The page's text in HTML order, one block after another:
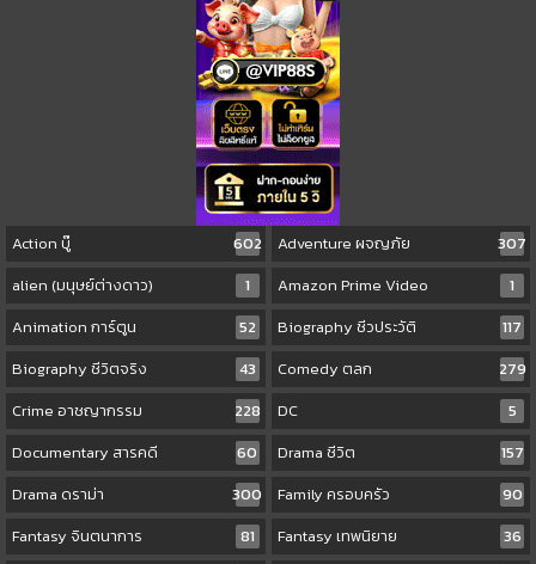
Action บู๊ 602 Adventure ผจญภัย
307
alien (มนุษย์ต่างดาว)
1 Amazon Prime Video
1
Animation การ์ตูน
52 Biography ชีวประวัติ
117
Biography ชีวิตจริง
43 Comedy ตลก
279
Crime อาชญากรรม
228 DC
5
Documentary สารคดี
60 Drama ชีวิต
157
Drama ดราม่า
300 Family ครอบครัว
90
Fantasy จินตนาการ
81 Fantasy เทพนิยาย
36